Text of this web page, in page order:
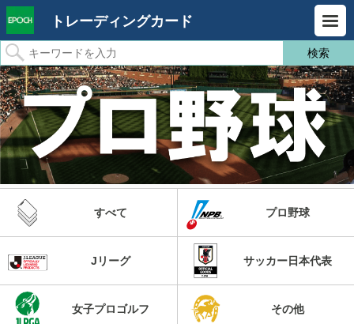
トレーディングカード
すべて プロ野球
Jリーグ サッカー日本代表
女子プロゴルフ その他